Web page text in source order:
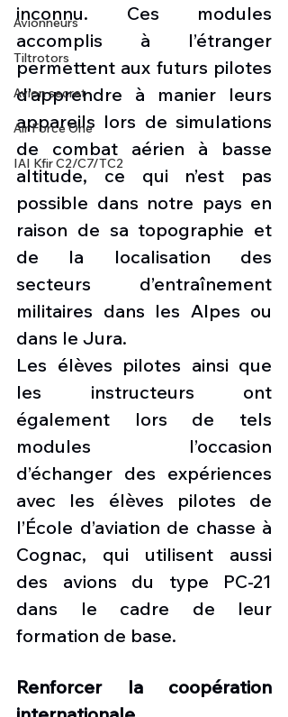
Avionneurs
Tiltrotors
Avion secret
Air Force One
IAI Kfir C2/C7/TC2
inconnu. Ces modules
accomplis à l’étranger
permettent aux futurs pilotes
d’apprendre à manier leurs
appareils lors de simulations
de combat aérien à basse
altitude, ce qui n’est pas
possible dans notre pays en
raison de sa topographie et
de la localisation des
secteurs d’entraînement
militaires dans les Alpes ou
dans le Jura.
Les élèves pilotes ainsi que
les instructeurs ont
également lors de tels
modules l’occasion
d’échanger des expériences
avec les élèves pilotes de
l’École d’aviation de chasse à
Cognac, qui utilisent aussi
des avions du type PC-21
dans le cadre de leur
formation de base.
Renforcer la coopération